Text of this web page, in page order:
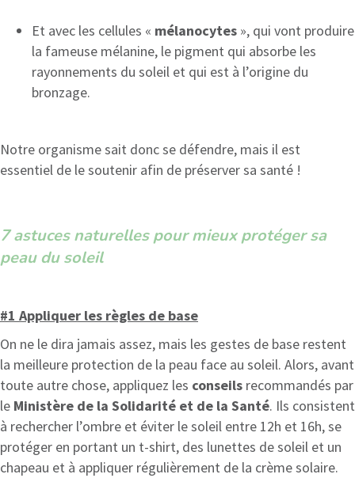
Et avec les cellules « mélanocytes », qui vont produire
la fameuse mélanine, le pigment qui absorbe les
rayonnements du soleil et qui est à l’origine du
bronzage.
Notre organisme sait donc se défendre, mais il est
essentiel de le soutenir afin de préserver sa santé !
7 astuces naturelles pour mieux protéger sa
peau du soleil
#1 Appliquer les règles de base
On ne le dira jamais assez, mais les gestes de base restent
la meilleure protection de la peau face au soleil. Alors, avant
toute autre chose, appliquez les conseils recommandés par
le Ministère de la Solidarité et de la Santé. Ils consistent
à rechercher l’ombre et éviter le soleil entre 12h et 16h, se
protéger en portant un t-shirt, des lunettes de soleil et un
chapeau et à appliquer régulièrement de la crème solaire.